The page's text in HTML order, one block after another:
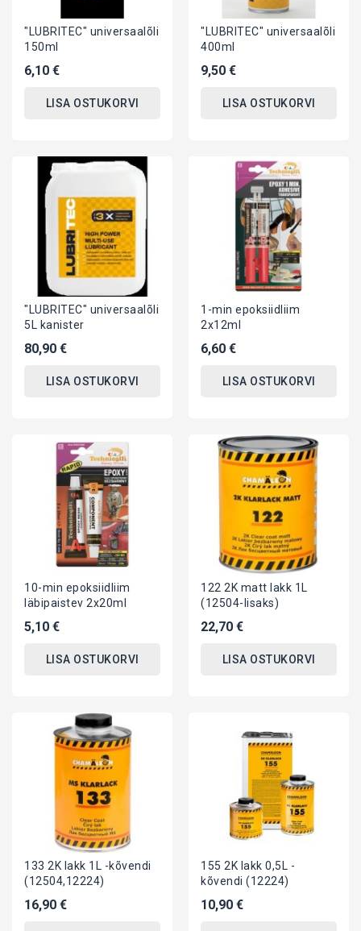
"LUBRITEC" universaalõli
150ml
6,10 €
LISA OSTUKORVI
"LUBRITEC" universaalõli
400ml
9,50 €
LISA OSTUKORVI
"LUBRITEC" universaalõli
5L kanister
80,90 €
LISA OSTUKORVI
1-min epoksiidliim
2x12ml
6,60 €
LISA OSTUKORVI
10-min epoksiidliim
läbipaistev 2x20ml
5,10 €
LISA OSTUKORVI
122 2K matt lakk 1L
(12504-lisaks)
22,70 €
LISA OSTUKORVI
133 2K lakk 1L -kõvendi
(12504,12224)
16,90 €
155 2K lakk 0,5L -
kõvendi (12224)
10,90 €